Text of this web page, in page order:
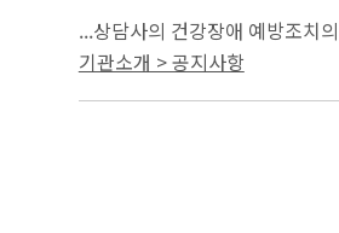
...상담사의 건강장애 예방조치
법(성폭력범죄의 처벌 등에 관한
별도로 7일간 전화 인입 제한
기관소개 > 공지사항